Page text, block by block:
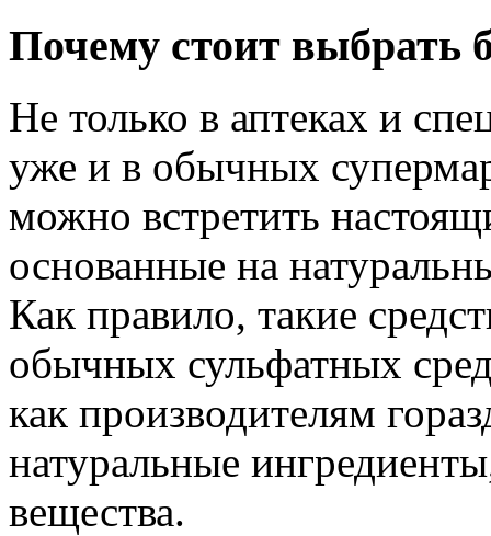
Почему стоит выбрать
Не только в аптеках и
уже и в обычных
можно встретить
основанные на
Как правило, такие
обычных сульфатных
как производителям
натуральные
вещества.